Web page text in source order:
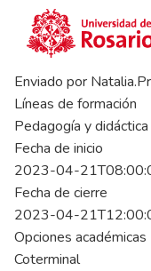
Pasar al contenido
Enviado por
Líneas de formación
Pedagogía y didáctica
Fecha de inicio
2023-04-
Fecha de cierre
2023-04-
Opciones académicas
Coterminal